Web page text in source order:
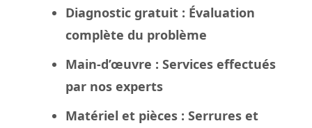
Diagnostic gratuit : Évaluation
complète du problème
Main-d’œuvre : Services effectués
par nos experts
Matériel et pièces : Serrures et